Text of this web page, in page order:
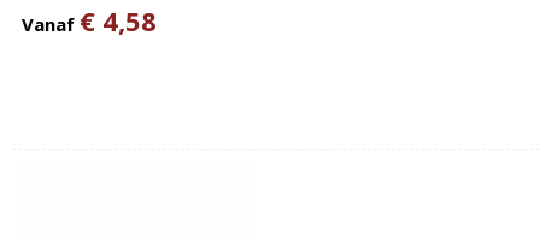
Vanaf € 4,58